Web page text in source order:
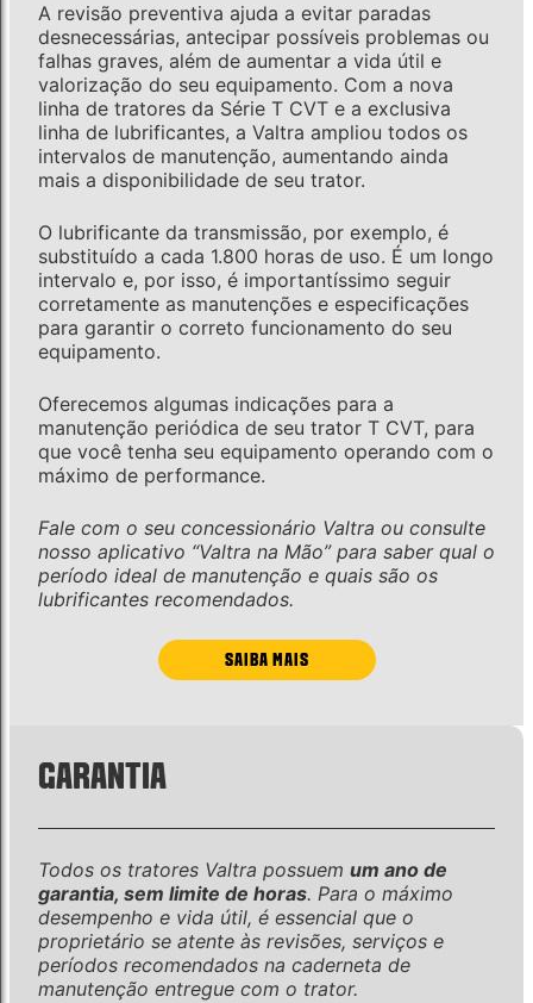
A revisão preventiva ajuda a evitar paradas
desnecessárias, antecipar possíveis problemas ou
falhas graves, além de aumentar a vida útil e
valorização do seu equipamento. Com a nova
linha de tratores da Série T CVT e a exclusiva
linha de lubrificantes, a Valtra ampliou todos os
intervalos de manutenção, aumentando ainda
mais a disponibilidade de seu trator.
O lubrificante da transmissão, por exemplo, é
substituído a cada 1.800 horas de uso. É um longo
intervalo e, por isso, é importantíssimo seguir
corretamente as manutenções e especificações
para garantir o correto funcionamento do seu
equipamento.
Oferecemos algumas indicações para a
manutenção periódica de seu trator T CVT, para
que você tenha seu equipamento operando com o
máximo de performance.
Fale com o seu concessionário Valtra ou consulte
nosso aplicativo “Valtra na Mão” para saber qual o
período ideal de manutenção e quais são os
lubrificantes recomendados.
SAIBA MAIS
GARANTIA
Todos os tratores Valtra possuem um ano de
garantia, sem limite de horas. Para o máximo
desempenho e vida útil, é essencial que o
proprietário se atente às revisões, serviços e
períodos recomendados na caderneta de
manutenção entregue com o trator.